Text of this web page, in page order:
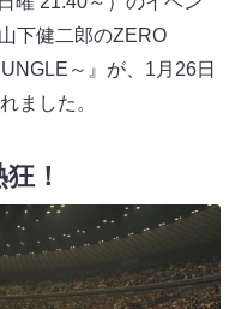
下健二郎のZERO
～』が、1月26日
ました。
！